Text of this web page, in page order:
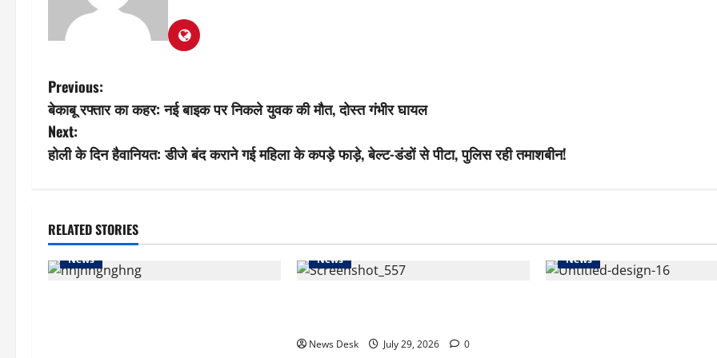
P
o
s
n
a
Previous:
बेकाबू रफ्तार का कहर: नई बाइक पर निकले युवक की मौत, दोस्त गंभीर घायल
Next:
होली के दिन हैवानियत: डीजे बंद कराने गई महिला के कपड़े फाड़े, बेल्ट-डंडों से पीटा, पुलिस रही तमाशबीन!
RELATED STORIES
News News
News Desk July 29, 2026 0
News